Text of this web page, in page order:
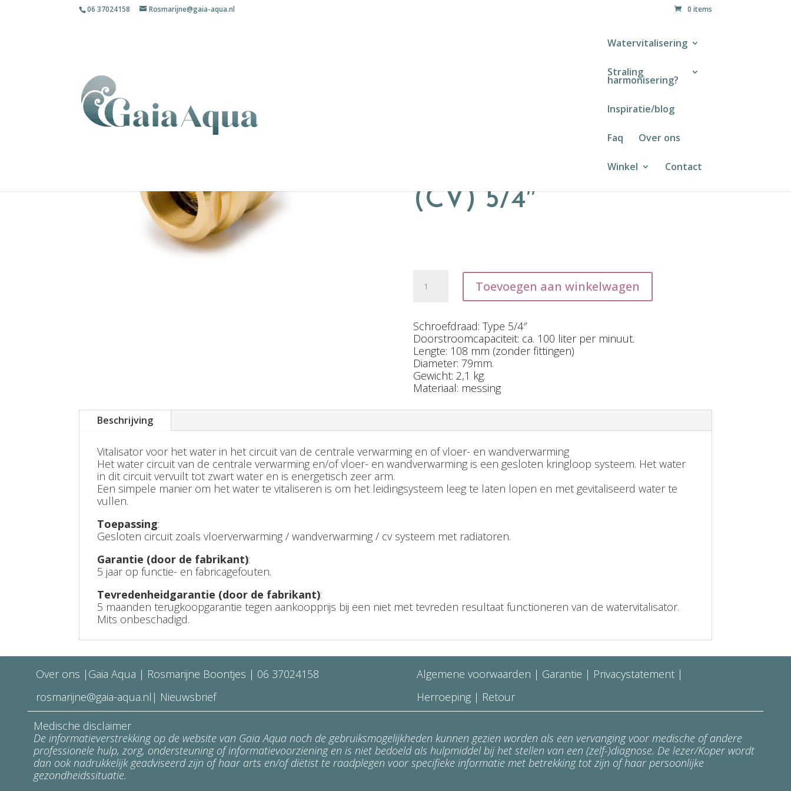
06 37024158 Rosmarijne@gaia-aqua.nl 0 items
Watervitalisering
Straling
harmonisering?
Inspiratie/blog
Faq Over ons
Winkel Contact
Watervitalisator
Verwarmingsinstallatie
(CV) 5/4″
Watervitalisator
Centrale
Verwarmingsinstallatie
(CV)
5/4"
aantal
Toevoegen aan winkelwagen
Schroefdraad: Type 5/4″
Doorstroomcapaciteit: ca. 100 liter per minuut.
Lengte: 108 mm (zonder fittingen)
Diameter: 79mm.
Gewicht: 2,1 kg.
Materiaal: messing
Beschrijving
Vitalisator voor het water in het circuit van de centrale verwarming en of vloer- en wandverwarming
Het water circuit van de centrale verwarming en/of vloer- en wandverwarming is een gesloten kringloop systeem. Het water
in dit circuit vervuilt tot zwart water en is energetisch zeer arm.
Een simpele manier om het water te vitaliseren is om het leidingsysteem leeg te laten lopen en met gevitaliseerd water te
vullen.
Toepassing:
Gesloten circuit zoals vloerverwarming / wandverwarming / cv systeem met radiatoren.
Garantie (door de fabrikant):
5 jaar op functie- en fabricagefouten.
Tevredenheidgarantie (door de fabrikant):
5 maanden terugkoopgarantie tegen aankoopprijs bij een niet met tevreden resultaat functioneren van de watervitalisator.
Mits onbeschadigd.
Over ons |Gaia Aqua | Rosmarijne Boontjes | 06 37024158
rosmarijne@gaia-aqua.nl | Nieuwsbrief
Algemene voorwaarden | Garantie | Privacystatement |
Herroeping | Retour
Medische disclaimer
De informatieverstrekking op de website van Gaia Aqua noch de gebruiksmogelijkheden kunnen gezien worden als een vervanging voor medische of andere
professionele hulp, zorg, ondersteuning of informatievoorziening en is niet bedoeld als hulpmiddel bij het stellen van een (zelf-)diagnose. De lezer/Koper wordt
dan ook nadrukkelijk geadviseerd zijn of haar arts en/of diëtist te raadplegen voor specifieke informatie met betrekking tot zijn of haar persoonlijke
gezondheidssituatie.